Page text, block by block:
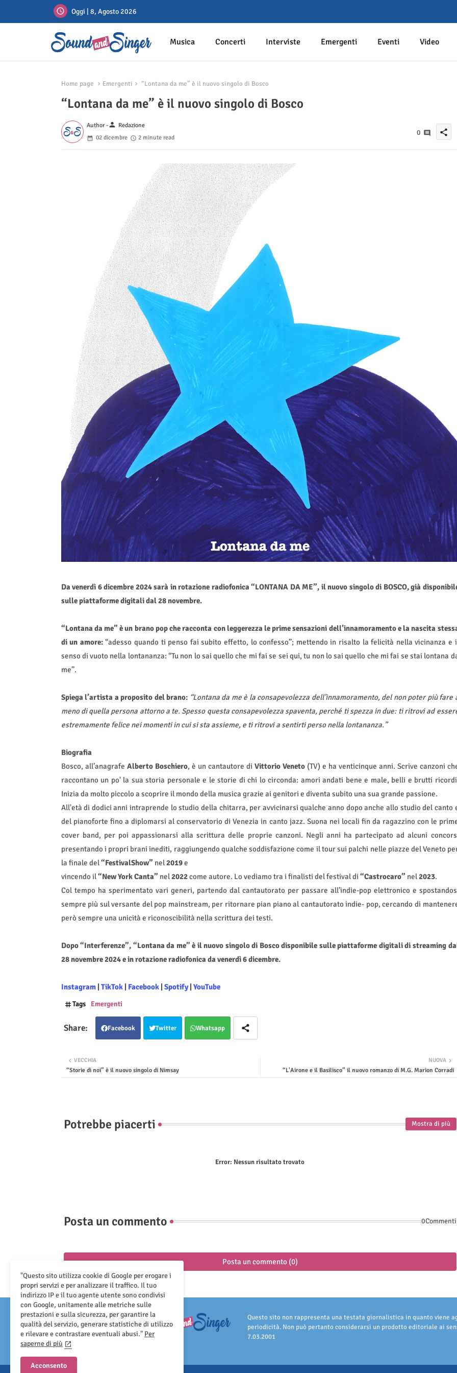
Oggi | 8, Agosto 2026
Musica Concerti Interviste Emergenti Eventi Video
Home page Emergenti “Lontana da me” è il nuovo singolo di Bosco
“Lontana da me” è il nuovo singolo di Bosco
Author -person Redazione
02 dicembre
2 minute read
0 share
Da venerdì 6 dicembre 2024 sarà in rotazione radiofonica “LONTANA DA ME”, il nuovo singolo di BOSCO, già
sulle piattaforme digitali dal 28 novembre.
“Lontana da me” è un brano pop che racconta con leggerezza le prime sensazioni dell’innamoramento e la nascita
di un amore:“adesso quando ti penso fai subito effetto, lo confesso”; mettendo in risalto la felicità nella vicinanza e
senso di vuoto nella lontananza: “Tu non lo sai quello che mi fai se sei qui, tu non lo sai quello che mi fai se stai lontana
me”.
Spiega l’artista a proposito del brano: “Lontana da me è la consapevolezza dell’innamoramento, del non poter più fare
meno di quella persona attorno a te. Spesso questa consapevolezza spaventa, perché ti spezza in due: ti ritrovi ad
estremamente felice nei momenti in cui si sta assieme, e ti ritrovi a sentirti perso nella lontananza.”
Biografia
Bosco, all’anagrafe Alberto Boschiero, è un cantautore di Vittorio Veneto(TV) e ha venticinque anni. Scrive canzoni
raccontano un po' la sua storia personale e le storie di chi lo circonda: amori andati bene e male, belli e brutti
Inizia da molto piccolo a scoprire il mondo della musica grazie ai genitori e diventa subito una sua grande passione.
All'età di dodici anni intraprende lo studio della chitarra, per avvicinarsi qualche anno dopo anche allo studio del canto
del pianoforte fino a diplomarsi al conservatorio di Venezia in canto jazz. Suona nei locali fin da ragazzino con le
cover band, per poi appassionarsi alla scrittura delle proprie canzoni. Negli anni ha partecipato ad alcuni
presentando i propri brani inediti, raggiungendo qualche soddisfazione come il tour sui palchi nelle piazze del Veneto
la finale del“FestivalShow” nel2019e
vincendo il“New York Canta” nel2022come autore. Lo vediamo tra i finalisti del festival di “Castrocaro” nel2023.
Col tempo ha sperimentato vari generi, partendo dal cantautorato per passare all’indie-pop elettronico e
sempre più sul versante del pop mainstream, per ritornare pian piano al cantautorato indie- pop, cercando di
però sempre una unicità e riconoscibilità nella scrittura dei testi.
Dopo “Interferenze”, “Lontana da me” è il nuovo singolo di Bosco disponibile sulle piattaforme digitali di streaming
28 novembre 2024 e in rotazione radiofonica da venerdì 6 dicembre.
Instagram| TikTok| Facebook| Spotify| YouTube
Tags Emergenti
Facebook Twitter Whatsapp
NUOVA
“L'Airone e il Basilisco” il nuovo romanzo di M.G. Marion Corradi
VECCHIA
“Storie di noi” è il nuovo singolo di Nimsay
Potrebbe piacerti Mostra di più
Error: Nessun risultato trovato
Posta un commento 0Commenti
Posta un commento (0)
Questo sito non rappresenta una testata giornalistica in quanto viene
periodicità. Non può pertanto considerarsi un prodotto editoriale ai
7.03.2001
"Questo sito utilizza cookie di Google per erogare i
propri servizi e per analizzare il traffico. Il tuo
indirizzo IP e il tuo agente utente sono condivisi
con Google, unitamente alle metriche sulle
prestazioni e sulla sicurezza, per garantire la
qualità del servizio, generare statistiche di utilizzo
e rilevare e contrastare eventuali abusi." Per
saperne di più
Acconsento